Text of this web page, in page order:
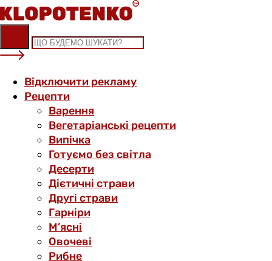
Skip
to
content
Відключити рекламу
Рецепти
Варення
Вегетаріанські рецепти
Випічка
Готуємо без світла
Десерти
Дієтичні страви
Другі страви
Гарніри
М’ясні
Овочеві
Рибне